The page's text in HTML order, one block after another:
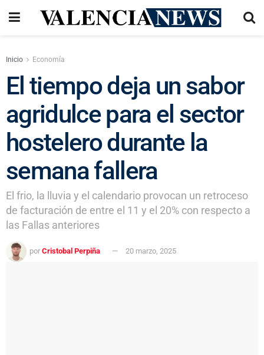
Inicio Economía
El tiempo deja un sabor
agridulce para el sector
hostelero durante la
semana fallera
El frio, la lluvia y el calendario provocan un retroceso
de facturación de entre el 11 y el 20% con respecto a
las Fallas anteriores
por Cristobal Perpiña 20 marzo, 2025